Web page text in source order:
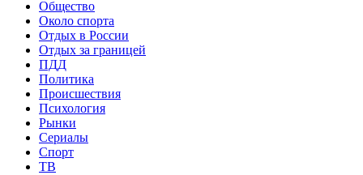
Общество
Около спорта
Отдых в России
Отдых за границей
ПДД
Политика
Происшествия
Психология
Рынки
Сериалы
Спорт
ТВ